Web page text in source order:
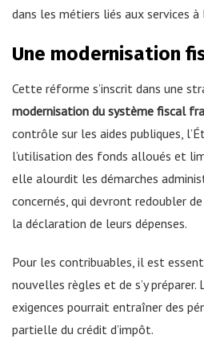
dans les métiers liés aux services à
Une modernisation
Cette réforme s’inscrit dans une
modernisation du système fiscal
contrôle sur les aides publiques,
l’utilisation des fonds alloués et
elle alourdit les démarches
concernés, qui devront redoubler
la déclaration de leurs dépenses.
Pour les contribuables, il est
nouvelles règles et de s’y préparer.
exigences pourrait entraîner des
partielle du crédit d’impôt.